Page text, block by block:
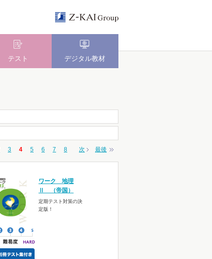
テスト デジタル教材
3 4 5 6 7 8 次 最後
ワーク 地理
Ⅱ （帝国）
定期テスト対策の決
定版！